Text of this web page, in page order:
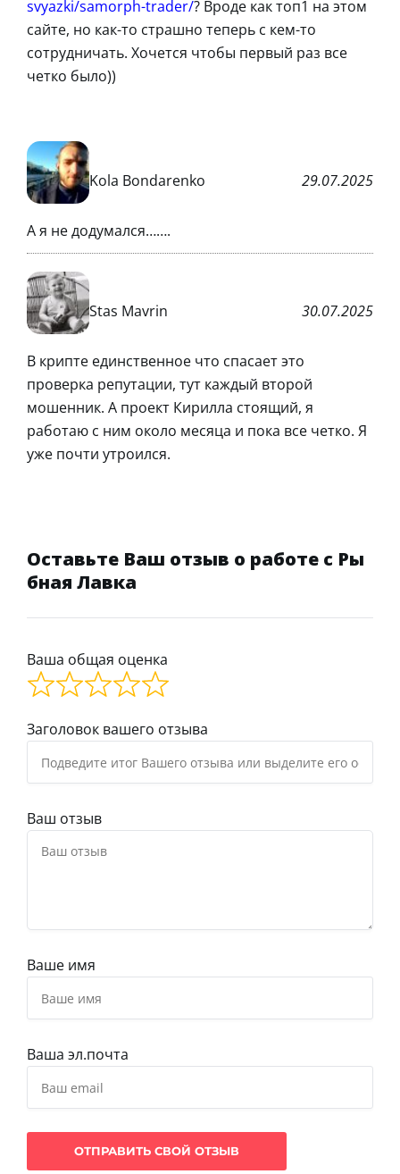
svyazki/samorph-trader/? Вроде как топ1 на этом
сайте, но как-то страшно теперь с кем-то
сотрудничать. Хочется чтобы первый раз все
четко было))
Kola Bondarenko 29.07.2025
А я не додумался…….
Stas Mavrin 30.07.2025
В крипте единственное что спасает это
проверка репутации, тут каждый второй
мошенник. А проект Кирилла стоящий, я
работаю с ним около месяца и пока все четко. Я
уже почти утроился.
Оставьте Ваш отзыв о работе с Ры
бная Лавка
Ваша общая оценка
Заголовок вашего отзыва
Ваш отзыв
Ваше имя
Ваша эл.почта